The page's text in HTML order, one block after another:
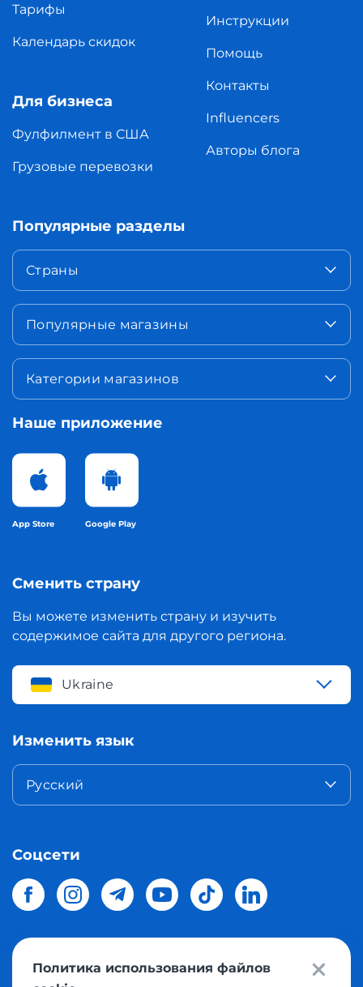
Тарифы
Календарь скидок
Для бизнеса
Фулфилмент в США
Грузовые перевозки
Инструкции
Помощь
Контакты
Influencers
Авторы блога
Популярные разделы
Страны
Популярные магазины
Категории магазинов
Наше приложение
App Store Google Play
Сменить страну
Вы можете изменить страну и изучить
содержимое сайта для другого региона.
Ukraine
Изменить язык
Русский
Соцсети
© 2026 Meest Shoppingдоставка покупок с интернет
Политика использования файлов